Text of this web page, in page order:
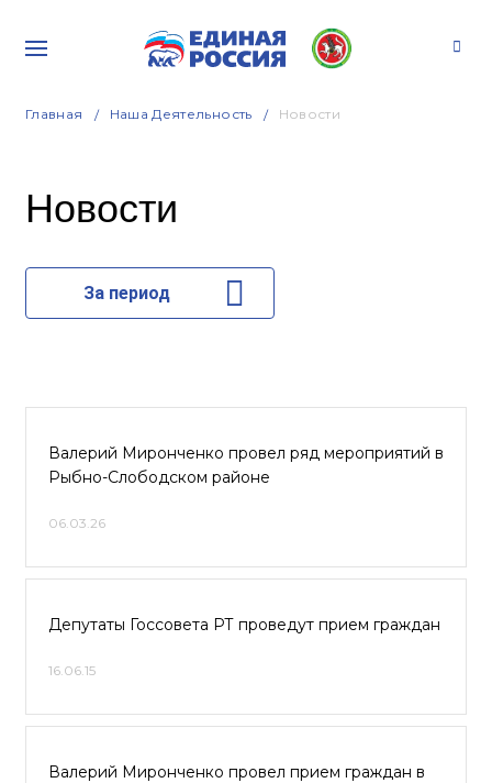
Главная Наша Деятельность Новости
Новости
За период
Валерий Миронченко провел ряд мероприятий в
Рыбно-Слободском районе
06.03.26
Депутаты Госсовета РТ проведут прием граждан
16.06.15
Валерий Миронченко провел прием граждан в